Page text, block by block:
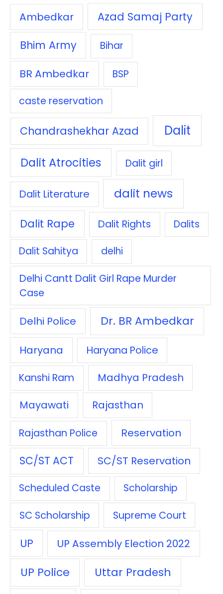
Ambedkar
Azad Samaj Party
Bhim Army
Bihar
BR Ambedkar
BSP
caste reservation
Chandrashekhar Azad Dalit
Dalit Atrocities Dalit girl
Dalit Literature dalit news
Dalit Rape Dalit Rights Dalits
Dalit Sahitya delhi
Delhi Cantt Dalit Girl Rape Murder
Case
Delhi Police Dr. BR Ambedkar
Haryana Haryana Police
Kanshi Ram
Madhya Pradesh
Mayawati
Rajasthan
Rajasthan Police Reservation
SC/ST ACT SC/ST Reservation
Scheduled Caste Scholarship
SC Scholarship Supreme Court
UP UP Assembly Election 2022
UP Police Uttar Pradesh